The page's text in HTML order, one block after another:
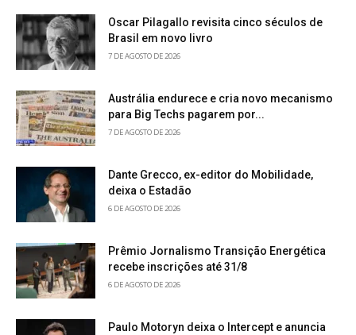
Oscar Pilagallo revisita cinco séculos de
Brasil em novo livro
7 DE AGOSTO DE 2026
Austrália endurece e cria novo mecanismo
para Big Techs pagarem por...
7 DE AGOSTO DE 2026
Dante Grecco, ex-editor do Mobilidade,
deixa o Estadão
6 DE AGOSTO DE 2026
Prêmio Jornalismo Transição Energética
recebe inscrições até 31/8
6 DE AGOSTO DE 2026
Paulo Motoryn deixa o Intercept e anuncia